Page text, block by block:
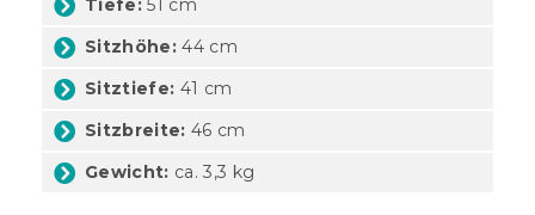
Tiefe: 51 cm
Sitzhöhe: 44 cm
Sitztiefe: 41 cm
Sitzbreite: 46 cm
Gewicht: ca. 3,3 kg